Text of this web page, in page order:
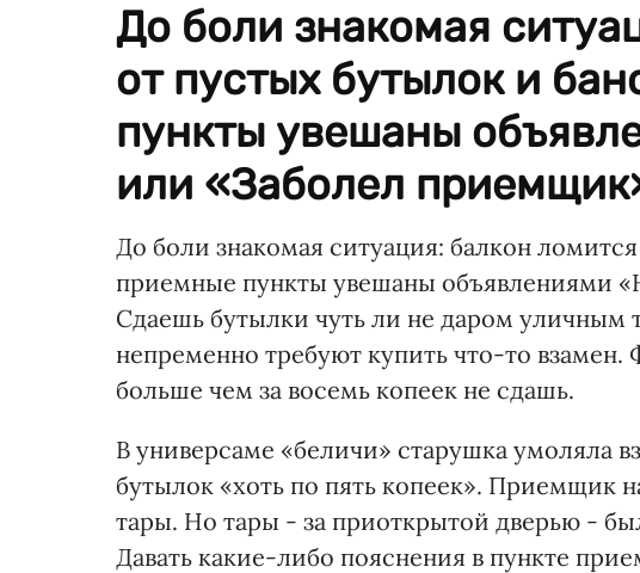
До боли знакомая
от пустых бутылок и
пункты увешаны
или «Заболел
До боли знакомая ситуация: балкон
приемные пункты увешаны объявлениями
Сдаешь бутылки чуть ли не даром уличным
непременно требуют купить что-то
больше чем за восемь копеек не сдашь.
В универсаме «беличи» старушка умоляла
бутылок «хоть по пять копеек». Приемщик
тары. Но тары - за приоткрытой дверью -
Давать какие-либо пояснения в пункте